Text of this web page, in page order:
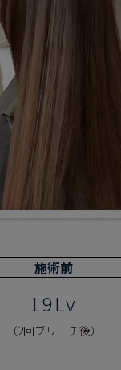
施術前
19Lv
（2回ブリーチ後）